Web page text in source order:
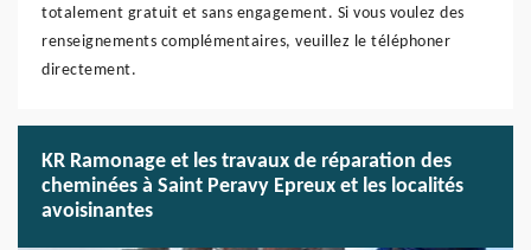
totalement gratuit et sans engagement. Si vous voulez des
renseignements complémentaires, veuillez le téléphoner
directement.
KR Ramonage et les travaux de réparation des
cheminées à Saint Peravy Epreux et les localités
avoisinantes